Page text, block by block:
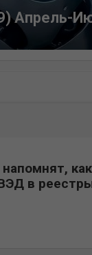
Апрель-
как
в